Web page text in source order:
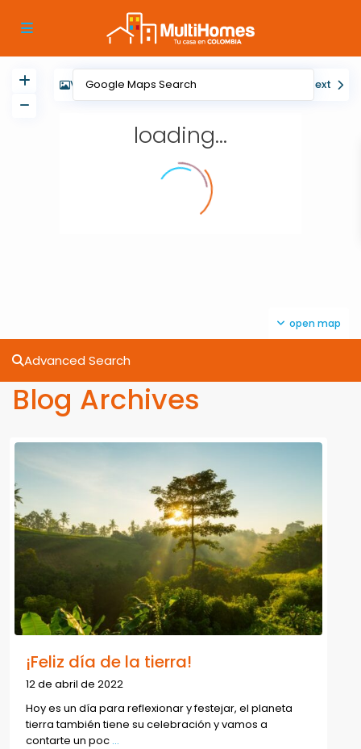
loading...
open map
View My Location Next
Advanced Search
Blog Archives
¡Feliz día de la tierra!
12 de abril de 2022
Hoy es un día para reflexionar y festejar, el planeta
tierra también tiene su celebración y vamos a
contarte un poc ...